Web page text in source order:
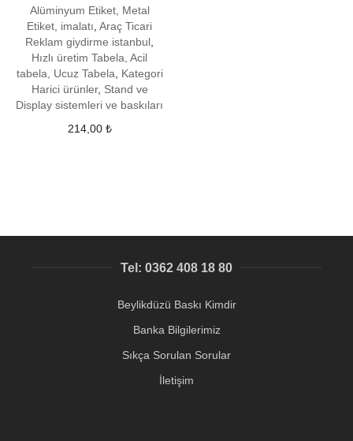
Alüminyum Etiket, Metal
Etiket, imalatı ,Araç Ticari
Reklam giydirme istanbul
Hızlı üretim Tabela, Acil
tabela, Ucuz Tabela
Kategori
Harici ürünler, Stand ve
Display sistemleri ve baskıları
214,00 ₺
Tel: 0362 408 18 80
Beylikdüzü Baskı Kimdir
Banka Bilgilerimiz
Sıkça Sorulan Sorular
İletişim